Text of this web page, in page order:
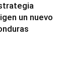
un nuevo